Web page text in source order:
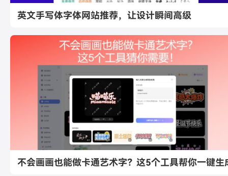
英文手写体字体网站推荐，让设计瞬间高级
不会画画也能做卡通艺术字？这5个工具帮你一键生